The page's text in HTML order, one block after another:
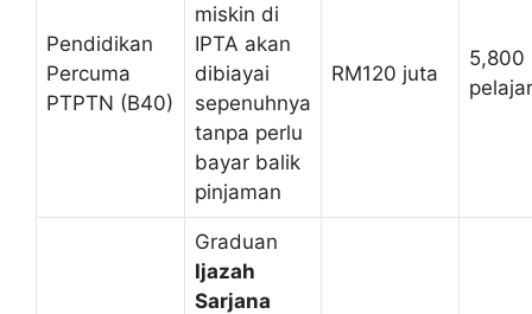
Pendidikan
Percuma
PTPTN (B40)
miskin di
IPTA akan
dibiayai
sepenuhnya
tanpa perlu
bayar balik
pinjaman
RM120 juta
5,800
pelajar
Graduan
Ijazah
Sarjana